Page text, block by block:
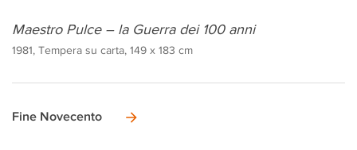
Maestro Pulce – la Guerra dei 100 anni
1981, Tempera su carta, 149 x 183 cm
Fine Novecento